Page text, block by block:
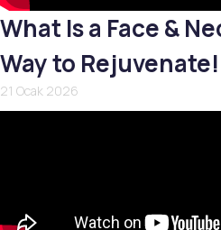
What Is a Face &
Way to Rejuvenate!
21 Ocak 2026